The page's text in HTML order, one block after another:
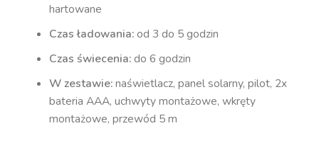
hartowane
Czas ładowania:od 3 do 5 godzin
Czas świecenia:do 6 godzin
W zestawie:naświetlacz, panel solarny, pilot, 2x
bateria AAA, uchwyty montażowe, wkręty
montażowe, przewód 5 m